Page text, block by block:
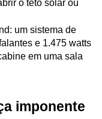
o teto solar ou
um sistema de
e 1.475 watts
em uma sala
imponente